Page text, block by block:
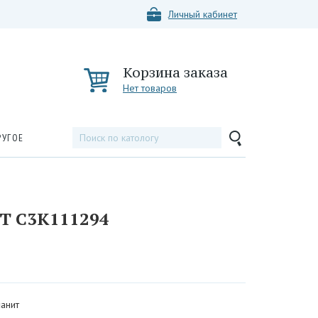
Личный кабинет
Корзина заказа
Нет товаров